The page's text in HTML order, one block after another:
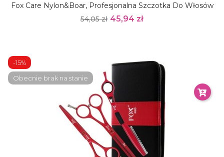
Fox Care Nylon&Boar, Profesjonalna Szczotka Do Włosów
54,05 zł 45,94 zł
-15%
Obecnie brak na stanie